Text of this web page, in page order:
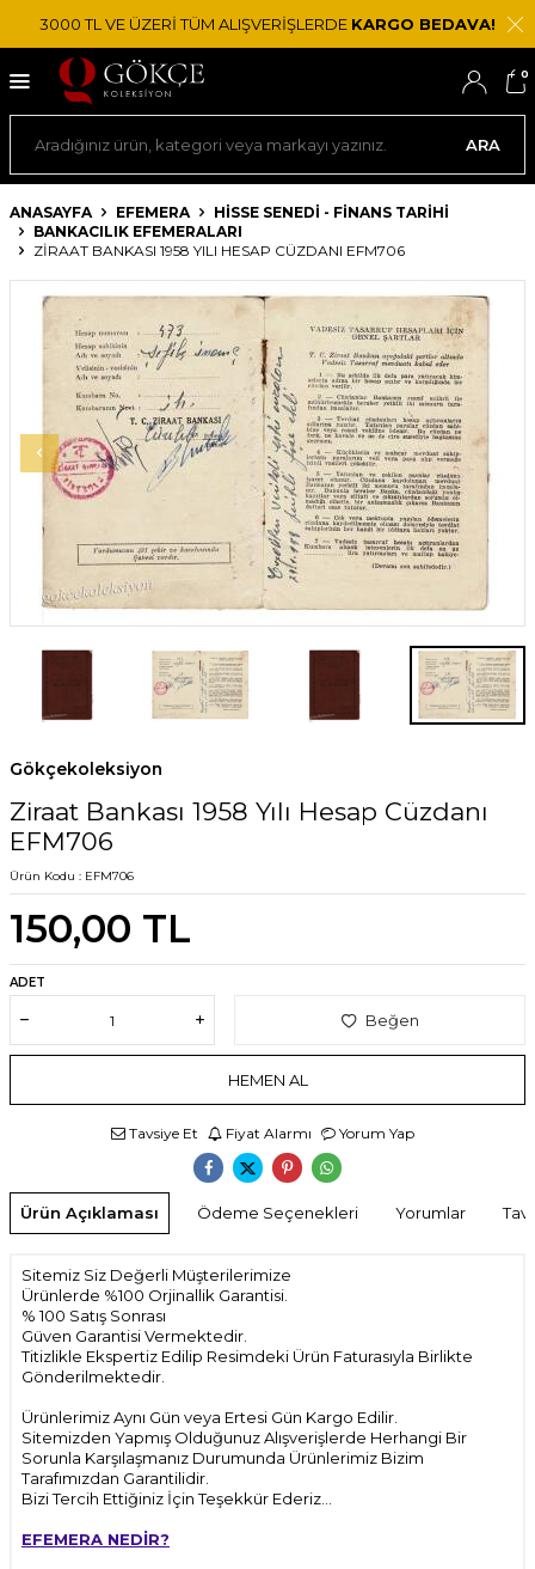
3000 TL VE ÜZERİ TÜM ALIŞVERİŞLERDE KARGO BEDAVA!
ARA
0
ANASAYFA EFEMERA
HISSE SENEDI - FINANS TARIHI
BANKACILIK EFEMERALARI
ZIRAAT BANKASI 1958 YILI HESAP CÜZDANI EFM706
Gökçekoleksiyon
Ziraat Bankası 1958 Yılı Hesap Cüzdanı
EFM706
Ürün Kodu : EFM706
150,00 TL
ADET
Beğen
HEMEN AL
Tavsiye Et Fiyat Alarmı Yorum Yap
Ürün Açıklaması Ödeme Seçenekleri Yorumlar
Sitemiz Siz Değerli Müşterilerimize
Ürünlerde %100 Orjinallik Garantisi.
% 100 Satış Sonrası
Güven Garantisi Vermektedir.
Titizlikle Ekspertiz Edilip Resimdeki Ürün Faturasıyla Birlikte
Gönderilmektedir.
Ürünlerimiz Aynı Gün veya Ertesi Gün Kargo Edilir.
Sitemizden Yapmış Olduğunuz Alışverişlerde Herhangi Bir
Sorunla Karşılaşmanız Durumunda Ürünlerimiz Bizim
Tarafımızdan Garantilidir.
Bizi Tercih Ettiğiniz İçin Teşekkür Ederiz...
EFEMERA NEDİR?